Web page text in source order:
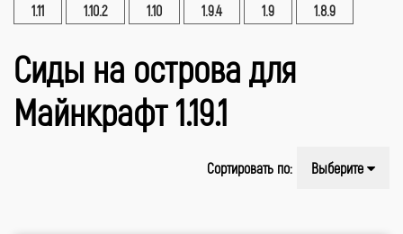
1.11 1.10.2 1.10 1.9.4 1.9 1.8.9
Сиды на острова для
Майнкрафт 1.19.1
Сортировать по: Выберите